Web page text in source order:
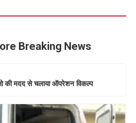
Breaking News
की मदद से चलाया ऑपरेशन विकल्प